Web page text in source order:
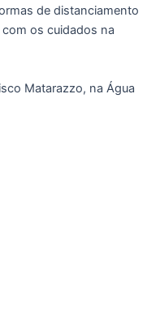
de distanciamento
os cuidados na
Matarazzo, na Água